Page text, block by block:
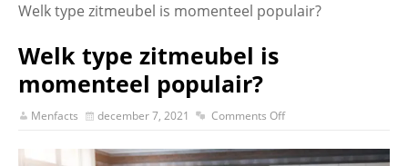
Welk type zitmeubel is momenteel populair?
Welk type zitmeubel is
momenteel populair?
Menfacts december 7, 2021 Comments Off